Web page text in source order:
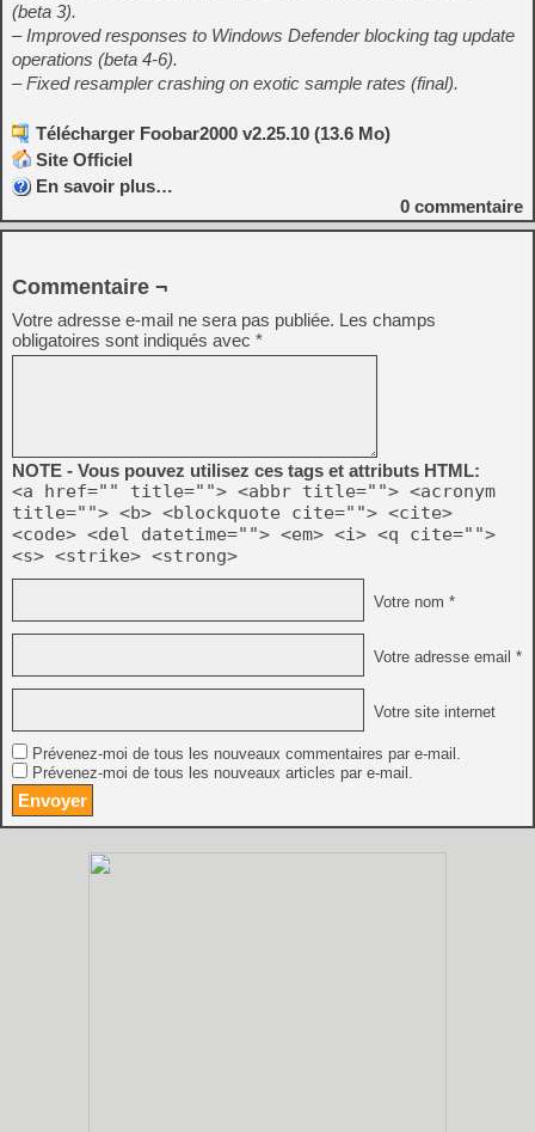
(beta 3).
– Improved responses to Windows Defender blocking tag update
operations (beta 4-6).
– Fixed resampler crashing on exotic sample rates (final).
Télécharger Foobar2000 v2.25.10 (13.6 Mo)
Site Officiel
En savoir plus…
0 commentaire
Commentaire ¬
Votre adresse e-mail ne sera pas publiée. Les champs
obligatoires sont indiqués avec *
NOTE - Vous pouvez utilisez ces tags et attributs HTML:
<a href="" title=""> <abbr title=""> <acronym
title=""> <b> <blockquote cite=""> <cite>
<code> <del datetime=""> <em> <i> <q cite="">
<s> <strike> <strong>
Votre nom *
Votre adresse email *
Votre site internet
Prévenez-moi de tous les nouveaux commentaires par e-mail.
Prévenez-moi de tous les nouveaux articles par e-mail.